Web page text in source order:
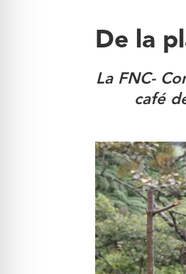
De la
La FNC-
café